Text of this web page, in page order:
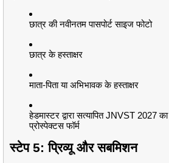
छात्र की नवीनतम पासपोर्ट साइज फोटो
छात्र के हस्ताक्षर
माता-पिता या अभिभावक के हस्ताक्षर
हेडमास्टर द्वारा सत्यापित JNVST 2027 का
प्रोस्पेक्टस फॉर्म
स्टेप 5: प्रिव्यू और सबमिशन